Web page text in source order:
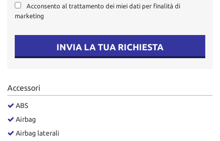
Acconsento al trattamento dei miei dati per finalità di
marketing
INVIA LA TUA RICHIESTA
Accessori
ABS
Airbag
Airbag laterali
policy
le